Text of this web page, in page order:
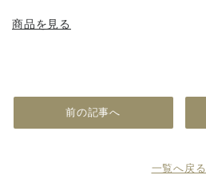
商品を見る
前の記事へ
一覧へ戻る